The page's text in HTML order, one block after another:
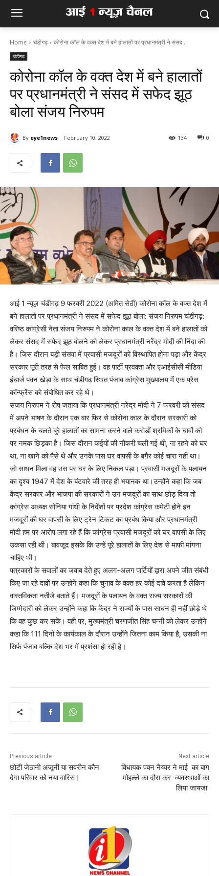
Home चंडीगढ़ कोरोना कॉल के वक्त देश में बने हालातों पर प्रधानमंत्री ने संसद...
चंडीगढ़
कोरोना कॉल के वक्त देश में बने हालातों
पर प्रधानमंत्री ने संसद में सफेद झूठ
बोला संजय निरुपम
By eye1news February 10, 2022 0
134
आई 1 न्यूज़ चंडीगढ़ 9 फरवरी 2022 (अमित सेठी) कोरोना कॉल के वक्त देश में
बने हालातों पर प्रधानमंत्री ने संसद में सफेद झूठ बोला: संजय निरुपम चंडीगढ़:
वरिष्ठ कांग्रेसी नेता संजय निरुपम ने कोरोना काल के वक्त देश में बने हालातों को
लेकर संसद में सफेद झूठ बोलने को लेकर प्रधानमंत्री नरेंद्र मोदी की निंदा की
है। जिस दौरान बड़ी संख्या में प्रवासी मजदूरों को विस्थापित होना पड़ा और केंद्र
सरकार पूरी तरह से फेल साबित हुई। वह पार्टी प्रवक्ता और एआईसीसी मीडिया
इंचार्ज पवन खेड़ा के साथ चंडीगढ़ स्थित पंजाब कांग्रेस मुख्यालय में एक प्रेस
कॉन्फ्रेंस को संबोधित कर रहे थे।
संजय निरुपम ने रोष जताया कि प्रधानमंत्री नरेंद्र मोदी ने 7 फरवरी को संसद
में अपने भाषण के दौरान एक बार फिर से कोरोना काल के दौरान सरकारी को
प्रबंधन के चलते बुरे हालातों का सामना करने वाले करोड़ों श्रमिकों के घावों को
पर नमक छिड़का है। जिस दौरान कईयों की नौकरी चली गई थी, ना रहने को घर
था, ना खाने को पैसे थे और उनके पास घर वापसी के बगैर कोई चारा नहीं था।
जो साधन मिला वह उस पर घर के लिए निकल पड़ा। प्रवासी मजदूरों के पलायन
का दृश्य 1947 में देश के बंटवारे की तरह ही भयानक था।उन्होंने कहा कि जब
केंद्र सरकार और भाजपा की सरकारों ने उन मजदूरों का साथ छोड़ दिया तो
कांग्रेस अध्यक्ष सोनिया गांधी के निर्देशों पर प्रदेश कांग्रेस कमेटी होने इन
मजदूरों की घर वापसी के लिए ट्रेन टिकट का प्रबंध किया और प्रधानमंत्री
मोदी हम पर आरोप लगा रहे हैं कि कांग्रेस प्रवासी मजदूरों को घर वापसी के लिए
उकसा रही थी। बावजूद इसके कि उन्हें पूरे हालातों के लिए देश से माफी मांगना
चाहिए थी।
पत्रकारों के सवालों का जवाब देते हुए अलग-अलग पार्टियों द्वारा अपने जीत संबंधी
किए जा रहे दावों पर उन्होंने कहा कि चुनाव के वक्त हर कोई दावे करता है लेकिन
वास्तविकता नतीजे बताते हैं। मजदूरों के पलायन के वक्त राज्य सरकारों की
जिम्मेदारी को लेकर उन्होंने कहा कि केंद्र ने राज्यों के पास साधन ही नहीं छोड़े थे
कि वह कुछ कर सकें। वहीं पर, मुख्यमंत्री चरणजीत सिंह चन्नी को लेकर उन्होंने
कहा कि 111 दिनों के कार्यकाल के दौरान उन्होंने जितना काम किया है, उसकी ना
सिर्फ पंजाब बल्कि देश भर में प्रशंसा हो रही है।
Previous article
छोटी जेठानी अजूनी या सवरीन कौन
देगा परिवार को नया वारिस |
Next article
विधायक पवन नैय्यर ने माई का बाग
मोहल्ले का दौरा कर व्यवस्थाओं का
लिया जायजा